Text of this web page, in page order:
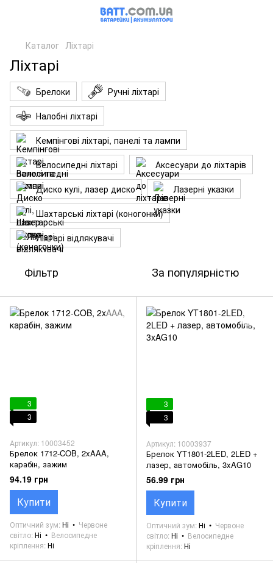
Каталог Ліхтарі
Ліхтарі
Брелоки
Ручні ліхтарі
Налобні ліхтарі
Кемпінгові ліхтарі, панелі та лампи
Велосипедні ліхтарі
Аксесуари до ліхтарів
Диско кулі, лазер диско
Лазерні указки
Шахтарські ліхтарі (коногонки)
Ліхтарі відлякувачі
Фільтр За популярністю
3
3
Артикул: 10003452
Брелок 1712-COB, 2xAAA,
карабін, зажим
94.19 грн
Купити
Оптичний зум Ні
Червоне
світло Ні
Велосипедне
кріплення Ні
3
3
Артикул: 10003937
Брелок YT1801-2LED, 2LED +
лазер, автомобіль, 3xAG10
56.99 грн
Купити
Оптичний зум Ні
Червоне
світло Ні
Велосипедне
кріплення Ні